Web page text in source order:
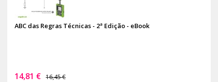
ABC das Regras Técnicas - 2ª Edição - eBook
14,81 € 16,45 €